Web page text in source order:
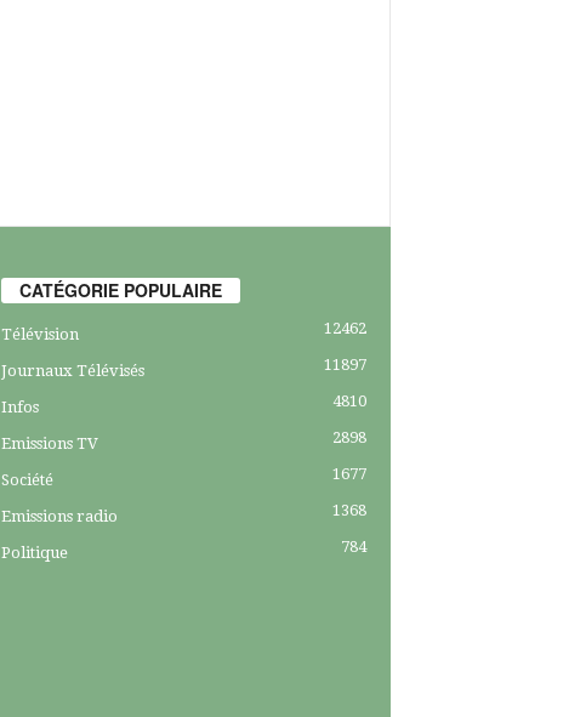
CATÉGORIE POPULAIRE
Télévision 12462
Journaux Télévisés 11897
Infos 4810
Emissions TV 2898
Société 1677
Emissions radio 1368
Politique 784